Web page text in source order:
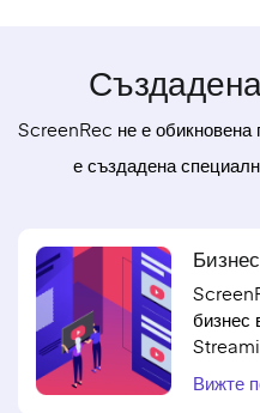
ScreenRec не е обикновена
е създадена
бизнес
Вижте